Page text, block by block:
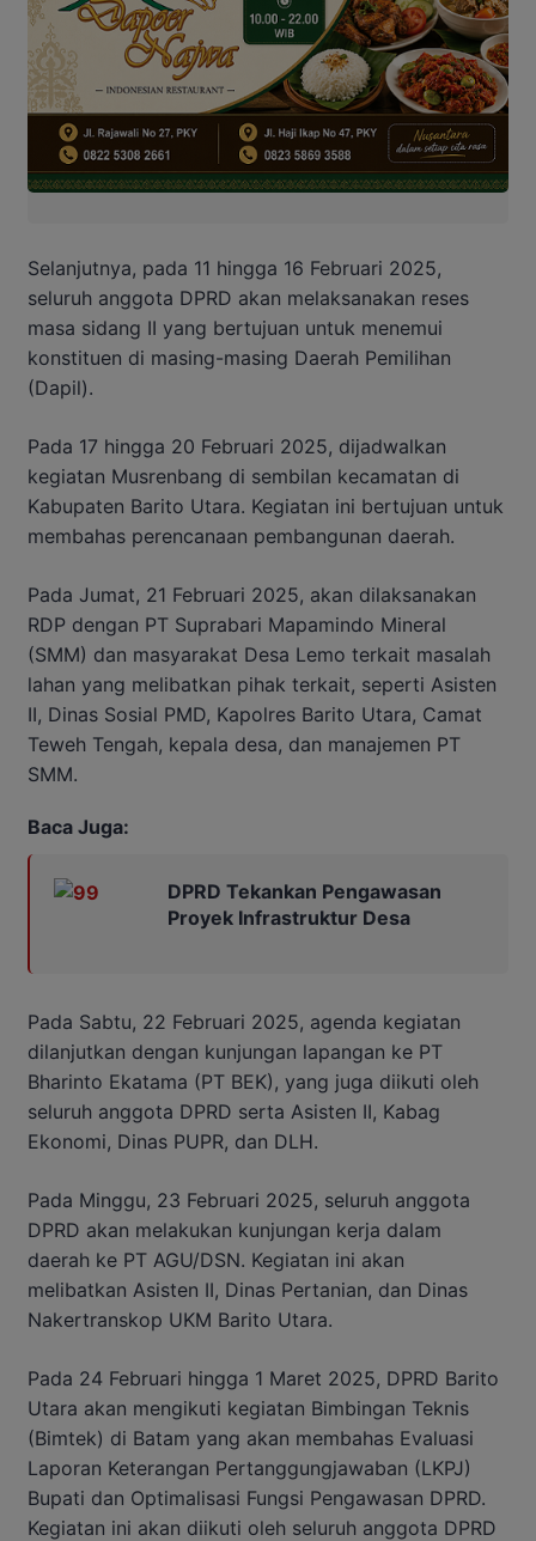
Selanjutnya, pada 11 hingga 16 Februari 2025,
seluruh anggota DPRD akan melaksanakan reses
masa sidang II yang bertujuan untuk menemui
konstituen di masing-masing Daerah Pemilihan
(Dapil).
Pada 17 hingga 20 Februari 2025, dijadwalkan
kegiatan Musrenbang di sembilan kecamatan di
Kabupaten Barito Utara. Kegiatan ini bertujuan untuk
membahas perencanaan pembangunan daerah.
Pada Jumat, 21 Februari 2025, akan dilaksanakan
RDP dengan PT Suprabari Mapamindo Mineral
(SMM) dan masyarakat Desa Lemo terkait masalah
lahan yang melibatkan pihak terkait, seperti Asisten
II, Dinas Sosial PMD, Kapolres Barito Utara, Camat
Teweh Tengah, kepala desa, dan manajemen PT
SMM.
Baca Juga:
DPRD Tekankan Pengawasan
Proyek Infrastruktur Desa
Pada Sabtu, 22 Februari 2025, agenda kegiatan
dilanjutkan dengan kunjungan lapangan ke PT
Bharinto Ekatama (PT BEK), yang juga diikuti oleh
seluruh anggota DPRD serta Asisten II, Kabag
Ekonomi, Dinas PUPR, dan DLH.
Pada Minggu, 23 Februari 2025, seluruh anggota
DPRD akan melakukan kunjungan kerja dalam
daerah ke PT AGU/DSN. Kegiatan ini akan
melibatkan Asisten II, Dinas Pertanian, dan Dinas
Nakertranskop UKM Barito Utara.
Pada 24 Februari hingga 1 Maret 2025, DPRD Barito
Utara akan mengikuti kegiatan Bimbingan Teknis
(Bimtek) di Batam yang akan membahas Evaluasi
Laporan Keterangan Pertanggungjawaban (LKPJ)
Bupati dan Optimalisasi Fungsi Pengawasan DPRD.
Kegiatan ini akan diikuti oleh seluruh anggota DPRD